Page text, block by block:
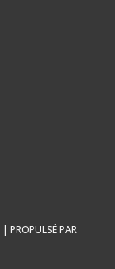
| PROPULSÉ PAR